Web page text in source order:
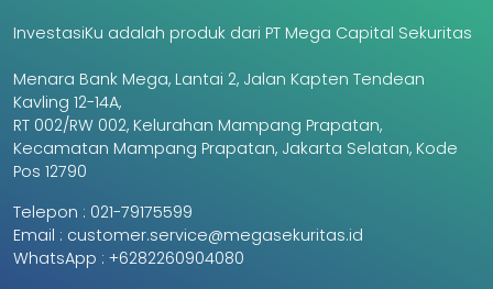
InvestasiKu adalah produk dari PT Mega Capital Sekuritas
Menara Bank Mega, Lantai 2, Jalan Kapten Tendean
Kavling 12-14A,
RT 002/RW 002, Kelurahan Mampang Prapatan,
Kecamatan Mampang Prapatan, Jakarta Selatan, Kode
Pos 12790
Telepon : 021-79175599
Email : customer.service@megasekuritas.id
WhatsApp : +6282260904080